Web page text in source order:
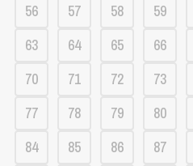
56
57 58 59
63
64 65 66
70
71 72 73
77
78 79 80
84
85 86 87